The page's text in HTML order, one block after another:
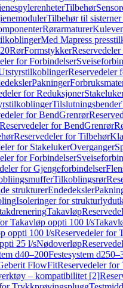
Tilbehør
Tilbehør til
Rørarmaturer
Med Mapress
RørFormstykker
for Forbindelser
Reservedeler
Pakninger
for Reduksjoner
Tilslutningsbender
for BendGrenrør
Reservedeler for BendGrenrør
Reservedeler for Tilbehør
for StakelukerOverganger
for Forbindelser
for Gjengeforbindelser
Tilkoblingsrør
strukturerEndedeksler
Isoleringer for
Takavløp
Takavløp oppti 100 l/s
oppti 100 l/sReservedeler for
25 l/sNødoverløp
d40–200Festesystem
FlowFitReservedeler
– kompatibilitet [2]